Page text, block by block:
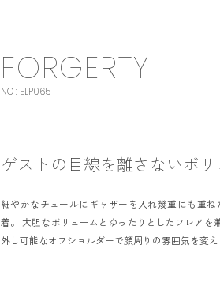
FORGERTY
NO : ELP065
ゲストの目線を離さないボ
細やかなチュールにギャザーを入れ幾重にも重ね
着。 大胆なボリュームとゆったりとしたフレアを
外し可能なオフショルダーで顔周りの雰囲気を変え